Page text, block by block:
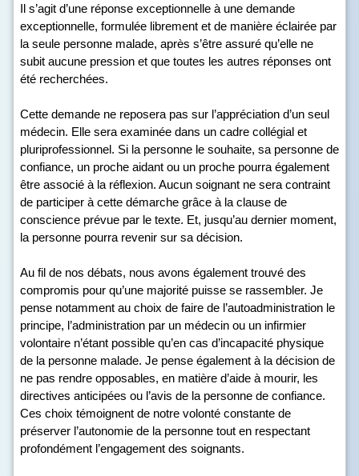
Il s’agit d’une réponse exceptionnelle à une demande
exceptionnelle, formulée librement et de manière éclairée par
la seule personne malade, après s’être assuré qu’elle ne
subit aucune pression et que toutes les autres réponses ont
été recherchées.
Cette demande ne reposera pas sur l’appréciation d’un seul
médecin. Elle sera examinée dans un cadre collégial et
pluriprofessionnel. Si la personne le souhaite, sa personne de
confiance, un proche aidant ou un proche pourra également
être associé à la réflexion. Aucun soignant ne sera contraint
de participer à cette démarche grâce à la clause de
conscience prévue par le texte. Et, jusqu’au dernier moment,
la personne pourra revenir sur sa décision.
Au fil de nos débats, nous avons également trouvé des
compromis pour qu’une majorité puisse se rassembler. Je
pense notamment au choix de faire de l’autoadministration le
principe, l’administration par un médecin ou un infirmier
volontaire n’étant possible qu’en cas d’incapacité physique
de la personne malade. Je pense également à la décision de
ne pas rendre opposables, en matière d’aide à mourir, les
directives anticipées ou l’avis de la personne de confiance.
Ces choix témoignent de notre volonté constante de
préserver l’autonomie de la personne tout en respectant
profondément l’engagement des soignants.